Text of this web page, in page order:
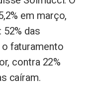
em março,
das
faturamento
contra 22%
caíram.